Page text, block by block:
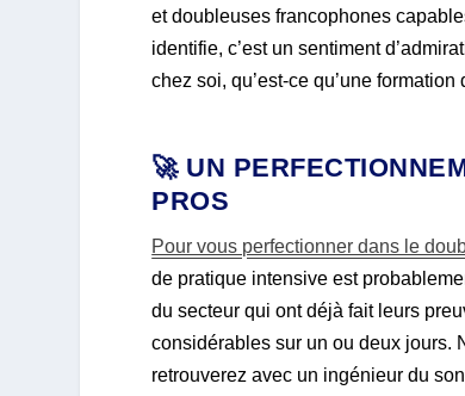
et doubleuses francophones
identifie, c’est un sentiment
chez soi, qu’est-ce qu’une
🚀 UN
PROS
Pour vous perfectionner dans le
de pratique intensive est
du secteur qui ont déjà fait leurs
considérables sur un ou deux jours.
retrouverez avec un ingénieur du